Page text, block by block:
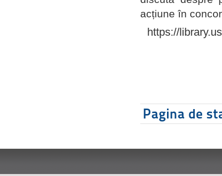
acțiune în
https://
Pagina de